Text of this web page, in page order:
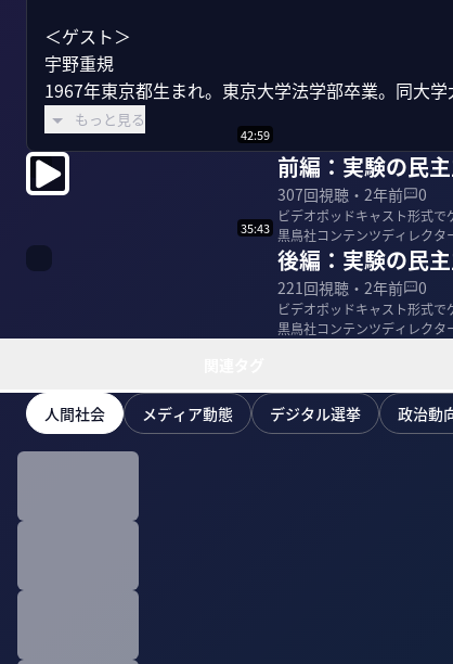
＜ゲスト＞
宇野重規
1967年東京都生まれ。東京大学法学部卒業。同大
もっと見る
42:59
前編：実験の民
307回視聴・ 2年前 0
ビデオポッドキャスト形式で
黒鳥社コンテンツディレクターの
野重...
35:43
後編：実験の民
221回視聴・ 2年前 0
ビデオポッドキャスト形式で
黒鳥社コンテンツディレクタ
人間社会 メディア動態 デジタル選挙 政治動